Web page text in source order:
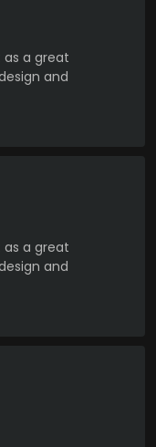
as a great
and
as a great
and